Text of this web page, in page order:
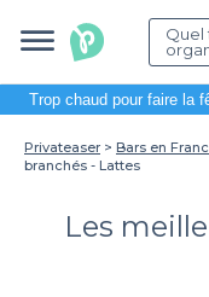
Quel
Trop chaud pour faire la
Privateaser Bars en
branchés - Lattes
Les